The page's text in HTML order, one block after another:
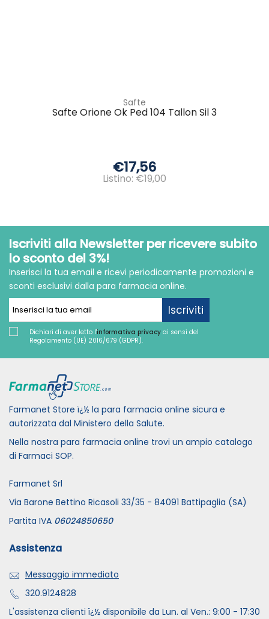
Safte
Safte Orione Ok Ped 104 Tallon Sil 3
€17,56
Listino: €19,00
Iscriviti alla Newsletter per ricevere subito
lo sconto del 3%!
Inserisci la tua email e ricevi periodicamente promozioni e
sconti esclusivi dalla para farmacia online.
Iscriviti
Dichiari di aver letto l'informativa privacy ai sensi del
Regolamento (UE) 2016/679 (GDPR).
Farmanet Store ï¿½ la para farmacia online sicura e
autorizzata dal Ministero della Salute.
Nella nostra para farmacia online trovi un ampio catalogo
di Farmaci SOP.
Farmanet Srl
Via Barone Bettino Ricasoli 33/35 - 84091 Battipaglia (SA)
Partita IVA 06024850650
Assistenza
Messaggio immediato
320.9124828
L'assistenza clienti ï¿½ disponibile da Lun. al Ven.: 9:00 - 17:30